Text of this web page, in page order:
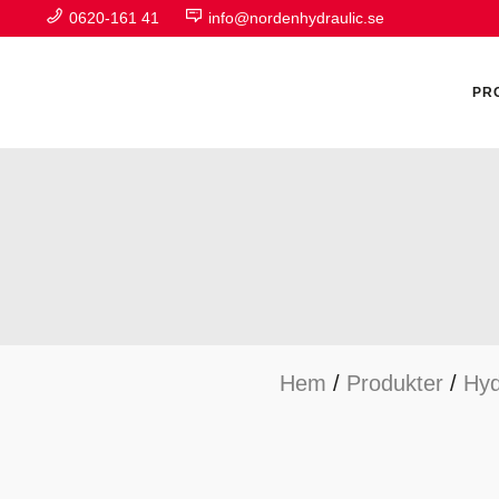
0620-161 41 info@nordenhydraulic.se
Hem / Produkter /